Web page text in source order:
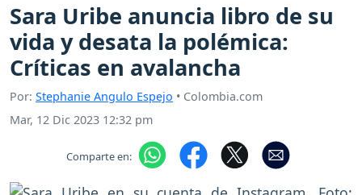
Sara Uribe anuncia libro de su
vida y desata la polémica:
Críticas en avalancha
Por: Stephanie Angulo Espejo • Colombia.com
Mar, 12 Dic 2023 12:32 pm
Comparte en: